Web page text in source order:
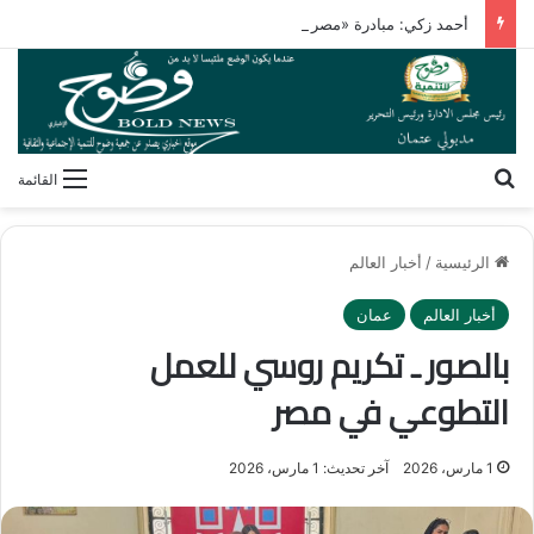
أحمد زكي: مبادرة «مصر تنطلق بالتصدير» تدعم نمو الصادرات
القائمة
الرئيسية / أخبار العالم
أخبار العالم عمان
بالصور ـ تكريم روسي للعمل
التطوعي في مصر
1 مارس، 2026 آخر تحديث: 1 مارس، 2026